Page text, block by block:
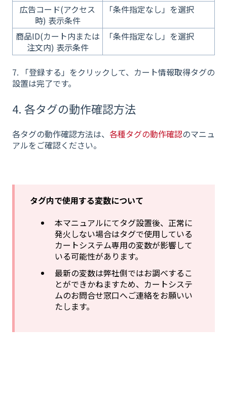
広告コード(アクセス
時) 表示条件
「条件指定なし」を選択
商品ID(カート内または
注文内) 表示条件
「条件指定なし」を選択
7. 「登録する」をクリックして、カート情報取得タグの
設置は完了です。
4. 各タグの動作確認方法
各タグの動作確認方法は、 各種タグの動作確認のマニュ
アルをご確認ください。
タグ内で使用する変数について
本マニュアルにてタグ設置後、正常に
発火しない場合はタグで使用している
カートシステム専用の変数が影響して
いる可能性があります。
最新の変数は弊社側ではお調べするこ
とができかねますため、カートシステ
ムのお問合せ窓口へご連絡をお願いい
たします。